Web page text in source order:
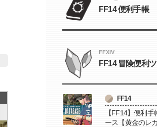
FF14 便利手帳
FFXIV
FF14 冒険便利
FF14
【FF14】便利
ース【黄金のレ